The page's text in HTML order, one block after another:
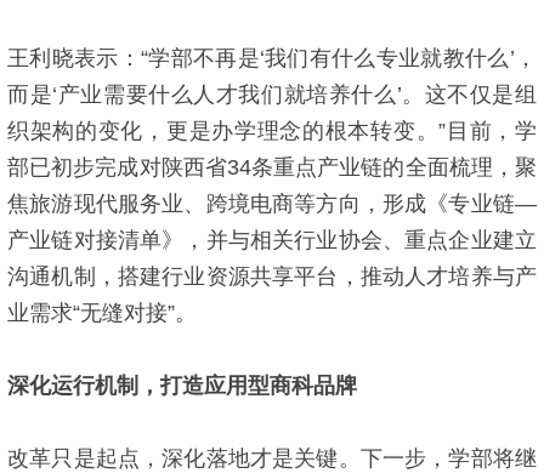
王利晓表示：“学部不再是‘我们有什么专业就教什么’，
而是‘产业需要什么人才我们就培养什么’。这不仅是组
织架构的变化，更是办学理念的根本转变。”目前，学
部已初步完成对陕西省34条重点产业链的全面梳理，聚
焦旅游现代服务业、跨境电商等方向，形成《专业链—
产业链对接清单》，并与相关行业协会、重点企业建立
沟通机制，搭建行业资源共享平台，推动人才培养与产
业需求“无缝对接”。
深化运行机制，打造应用型商科品牌
改革只是起点，深化落地才是关键。下一步，学部将继